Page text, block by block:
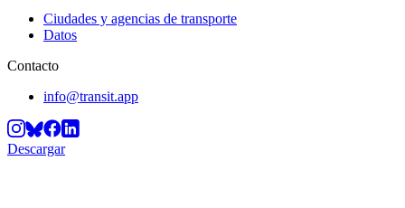
Ciudades y agencias de transporte
Datos
Contacto
info@transit.app
Descargar